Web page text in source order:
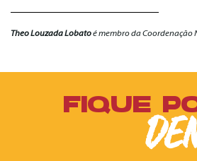
Theo Louzada Lobatoé membro da Coordenação
FIQUE